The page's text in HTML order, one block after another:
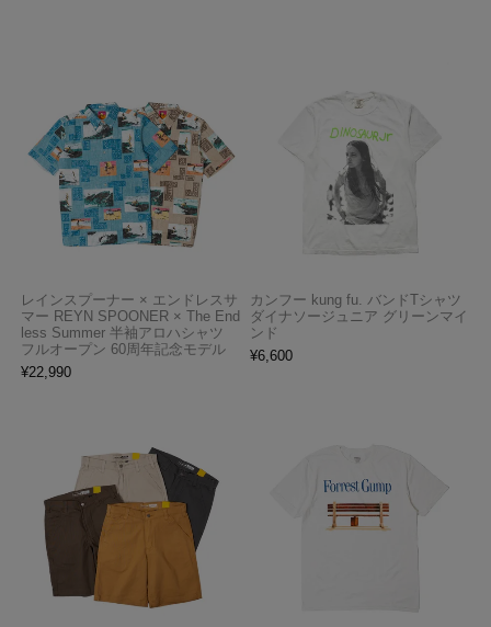
レインスプーナー × エンドレスサ
マー REYN SPOONER × The End
less Summer 半袖アロハシャツ
フルオープン 60周年記念モデル
¥22,990
カンフー kung fu. バンドTシャツ
ダイナソージュニア グリーンマイ
ンド
¥6,600